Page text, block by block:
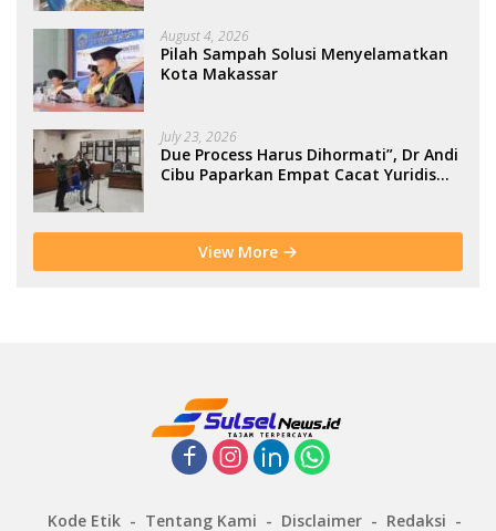
August 4, 2026
Pilah Sampah Solusi Menyelamatkan
Kota Makassar
July 23, 2026
Due Process Harus Dihormati”, Dr Andi
Cibu Paparkan Empat Cacat Yuridis
View More
Kode Etik Tentang Kami Disclaimer Redaksi